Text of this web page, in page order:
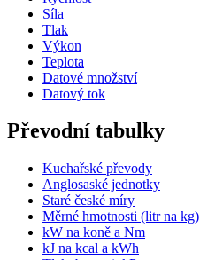
Síla
Tlak
Výkon
Teplota
Datové množství
Datový tok
Převodní tabulky
Kuchařské převody
Anglosaské jednotky
Staré české míry
Měrné hmotnosti (litr na kg)
kW na koně a Nm
kJ na kcal a kWh